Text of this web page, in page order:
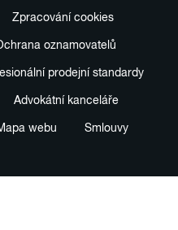
Zpracování cookies
oznamovatelů
prodejní standardy
Advokátní kanceláře
webu Smlouvy